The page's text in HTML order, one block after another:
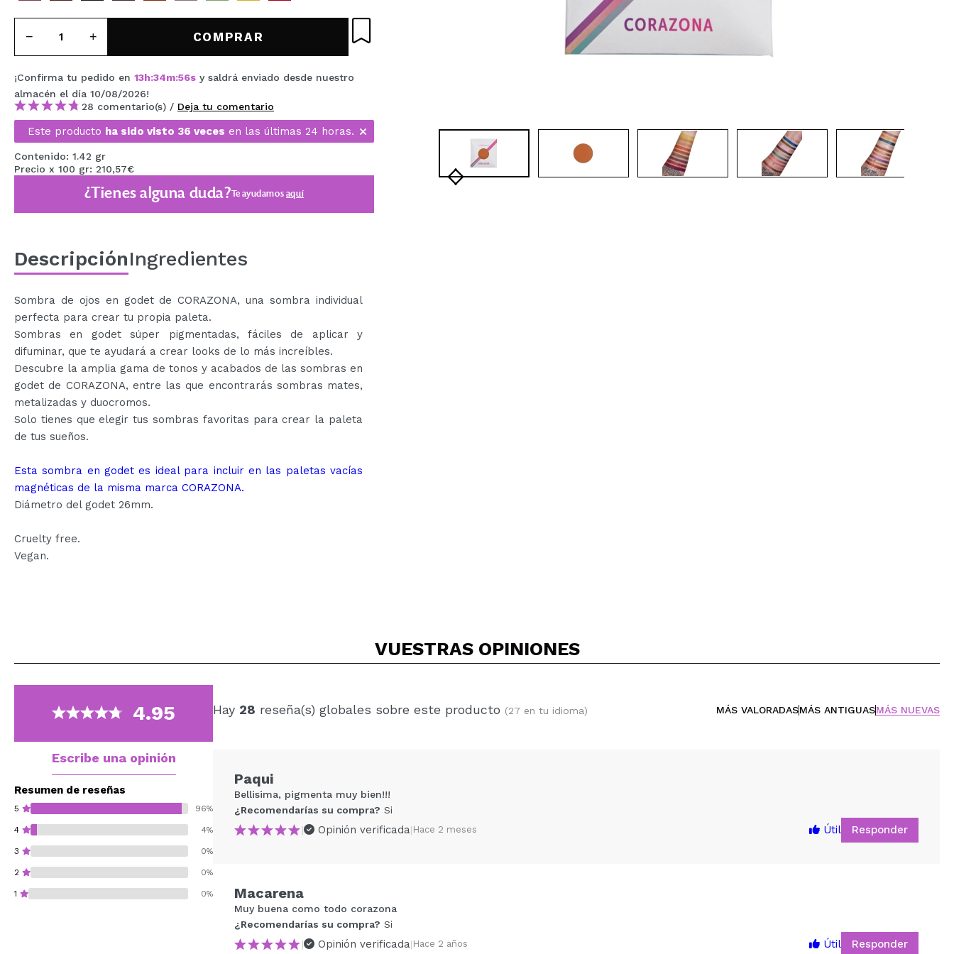
MAQUIFARMA
KOREA ZONE
TRAVEL SIZE
NATURE
OFERTAS
OUTLET
¡HAN VUELTO!
BLOG
CREAR CUENTA
COMPRAR
¡Confirma tu pedido en 13h:34m:56s y saldrá enviado desde nuestro
almacén el día 10/08/2026!
28 comentario(s) / Deja tu comentario
Este producto ha sido visto 36 veces en las últimas 24 horas.
Contenido: 1.42 gr
Precio x 100 gr: 210,57€
¿Tienes alguna duda?Te ayudamosaquí
DescripciónIngredientes
Sombra de ojos en godet de CORAZONA, una sombra individual
perfecta para crear tu propia paleta.
Sombras en godet súper pigmentadas, fáciles de aplicar y
difuminar, que te ayudará a crear looks de lo más increíbles.
Descubre la amplia gama de tonos y acabados de las sombras en
godet de CORAZONA, entre las que encontrarás sombras mates,
metalizadas y duocromos.
Solo tienes que elegir tus sombras favoritas para crear la paleta
de tus sueños.
Esta sombra en godet es ideal para incluir en las paletas vacías
magnéticas de la misma marca CORAZONA.
Diámetro del godet 26mm.
Cruelty free.
Vegan.
VUESTRAS OPINIONES
4.95
Escribe una opinión
Resumen de reseñas
5 96%
4 4%
3 0%
2 0%
1 0%
Hay 28 reseña(s) globales sobre este producto (27 en tu idioma) MÁS VALORADASMÁS ANTIGUASMÁS NUEVAS
Compartir un vídeo o una foto
Tu vídeo podría ser el primero. Imagínatelo...
Paqui
Bellisima, pigmenta muy bien!!!
¿Recomendarías su compra? Si
|
Opinión verificada| Hace 2 meses Útil Responder
Macarena
Muy buena como todo corazona
¿Recomendarías su compra? Si
|
Opinión verificada| Hace 2 años Útil Responder